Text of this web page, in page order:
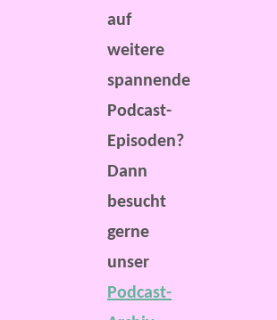
auf
weitere
spannende
Podcast-
Episoden?
Dann
besucht
gerne
unser
Podcast-